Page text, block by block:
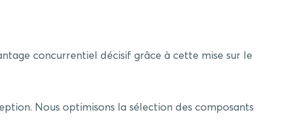
concurrentiel décisif grâce à cette mise sur le
Nous optimisons la sélection des composants